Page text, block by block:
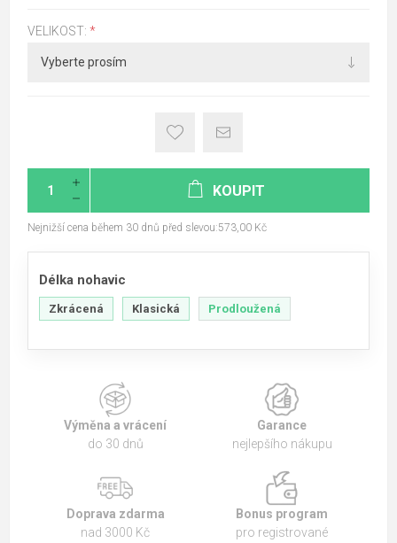
VELIKOST: *
KOUPIT
Nejnižší cena během 30 dnů před slevou:573,00 Kč
Délka nohavic
Zkrácená Klasická Prodloužená
Výměna a vrácení
do 30 dnů
Garance
nejlepšího nákupu
Doprava zdarma
nad 3000 Kč
Bonus program
pro registrované